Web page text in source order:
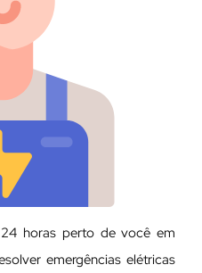
horas perto de você em
emergências elétricas